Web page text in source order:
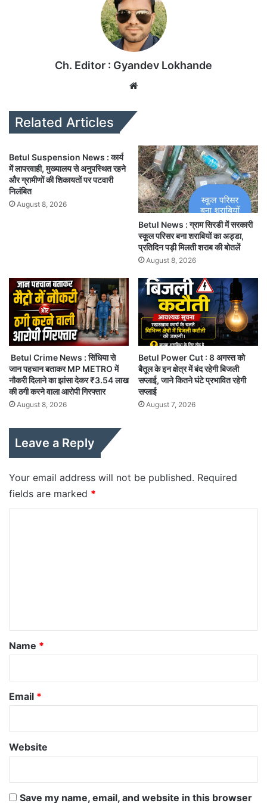
Ch. Editor : Gyandev Lokhande
Related Articles
Betul Suspension News : कार्य
में लापरवाही, मुख्यालय से अनुपस्थित रहने
और ग्रामीणों की शिकायतों पर पटवारी
निलंबित
August 8, 2026
Betul News : ग्राम सिरडी में सरकारी
स्कूल परिसर बना शराबियों का अड्डा,
प्रतिदिन पड़ी मिलती शराब की बोतलें
August 8, 2026
Betul Crime News : सिंधिया से
जान पहचान बताकर MP METRO में
नौकरी दिलाने का झांसा देकर ₹3.54 लाख
की ठगी करने वाला आरोपी गिरफ्तार
August 8, 2026
Betul Power Cut : 8 अगस्त को
बैतूल के इन क्षेत्र में बंद रहेगी बिजली
सप्लाई, जाने कितने घंटे प्रभावित रहेगी
सप्लाई
August 7, 2026
Leave a Reply
Your email address will not be published. Required
fields are marked *
*
Name *
Email *
Website
Save my name, email, and website in this browser